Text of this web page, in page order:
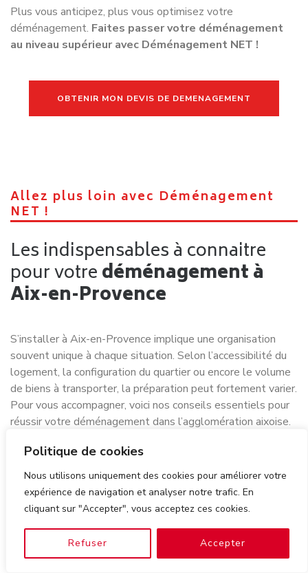
Politique de cookies
Nous utilisons uniquement des cookies pour améliorer votre
expérience de navigation et analyser notre trafic. En
cliquant sur "Accepter", vous acceptez ces cookies.
Refuser Accepter
Plus vous anticipez, plus vous optimisez votre
déménagement. Faites passer votre déménagement
au niveau supérieur avec Déménagement NET !
OBTENIR MON DEVIS DE DEMENAGEMENT
Allez plus loin avec Déménagement
NET !
Les indispensables à connaitre
pour votredéménagement à
Aix-en-Provence
S’installer à Aix-en-Provence implique une organisation
souvent unique à chaque situation. Selon l’accessibilité du
logement, la configuration du quartier ou encore le volume
de biens à transporter, la préparation peut fortement varier.
Pour vous accompagner, voici nos conseils essentiels pour
réussir votre déménagement dans l’agglomération aixoise.
Comment sélectionner un déménageur fiable à Aix-en-
Provence
Faut-il déménager seul ou faire appel à un professionnel
à Aix-en-Provence ?
Les étapes clés pour organiser son déménagement à
Aix-en-Provence
Demande d’autorisation de stationnement à Aix-en-